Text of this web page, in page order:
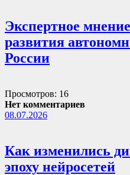
Экспертное
развития
России
Просмотров: 16
Нет комментариев
08.07.2026
Как изменились
эпоху нейросетей